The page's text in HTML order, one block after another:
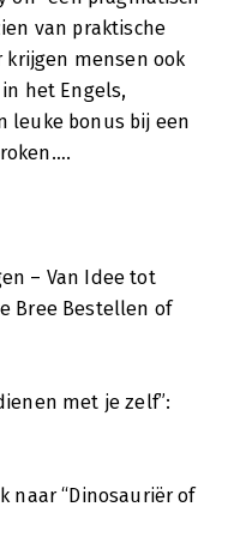
van praktische
krijgen mensen ook
het Engels,
leuke bonus bij een
– Van Idee tot
Bree Bestellen of
met je zelf”:
naar “Dinosauriër of